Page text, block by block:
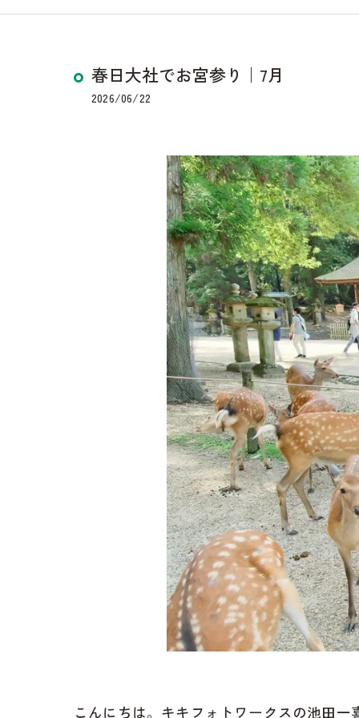
春日大社でお宮参り｜7月
2026/06/22
こんにちは。キキフォトワークスの池田一